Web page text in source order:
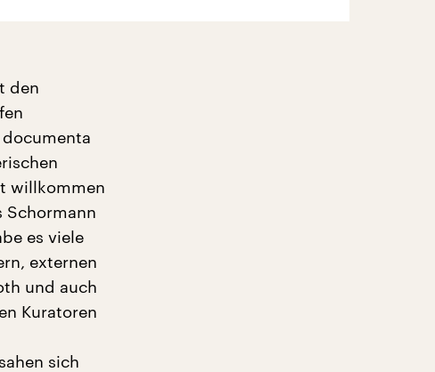
den
willkommen
Schormann
es viele
externen
und auch
Kuratoren
sich